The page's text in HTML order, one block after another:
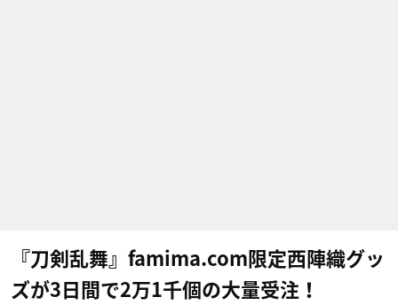
『刀剣乱舞』famima.com限定西陣織グッ
ズが3日間で2万1千個の大量受注！